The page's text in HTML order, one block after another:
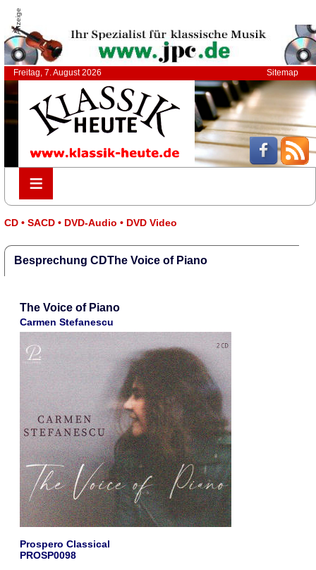
Anzeige
Freitag, 7. August 2026 Sitemap
≡
≡
CD • SACD • DVD-Audio • DVD Video
Besprechung CDThe Voice of Piano
The Voice of Piano
Carmen Stefanescu
Prospero Classical
PROSP0098